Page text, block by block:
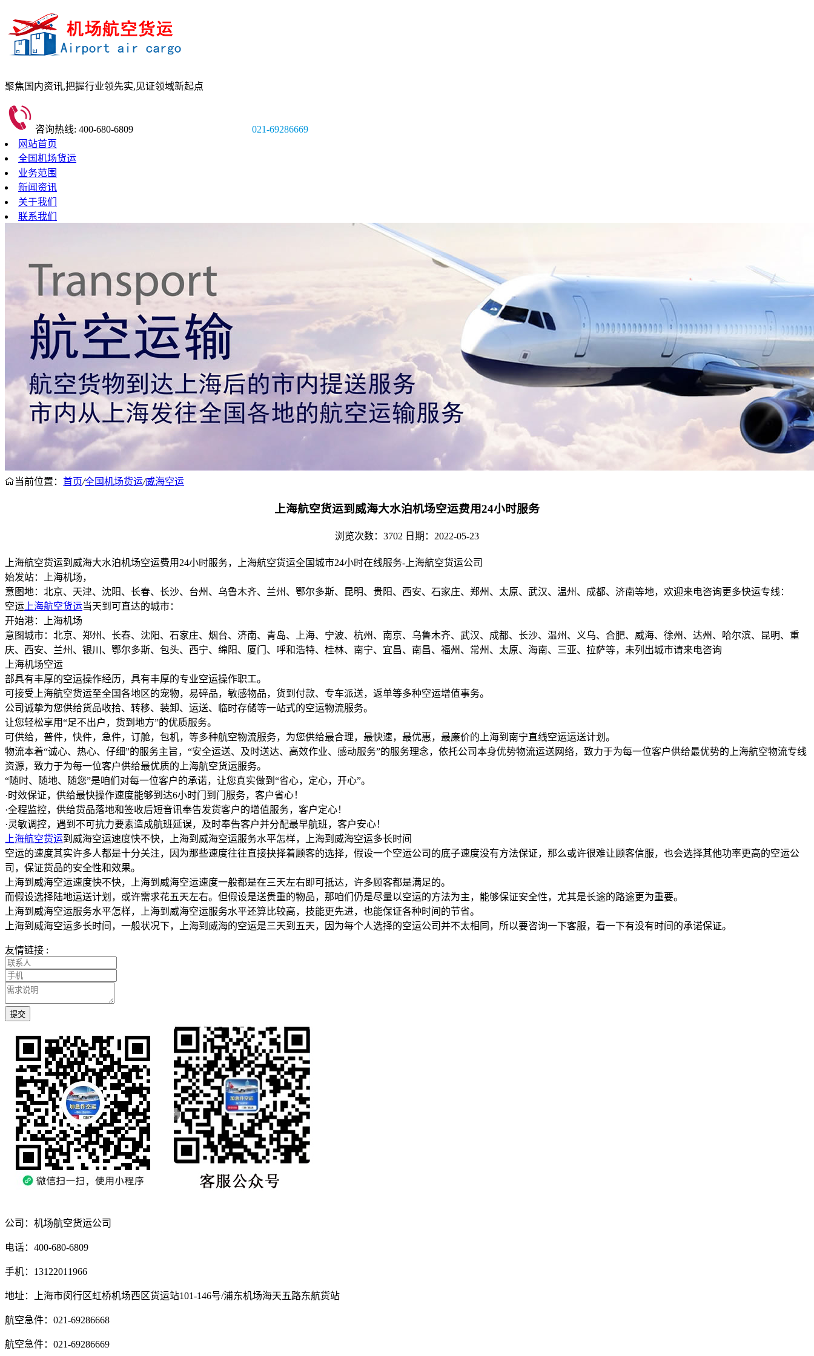
聚焦国内资讯,把握行业领先实,见证领域新起点
咨询热线: 400-680-6809
021-69286669
网站首页
全国机场货运
业务范围
新闻资讯
关于我们
联系我们
当前位置： 首页/全国机场货运/威海空运
上海航空货运到威海大水泊机场空运费用24小时服务
浏览次数：3702 日期：2022-05-23
上海航空货运到威海大水泊机场空运费用24小时服务，上海航空货运全国城市24小时在线服务-上海航空货运公司
始发站：上海机场，
意图地：北京、天津、沈阳、长春、长沙、台州、乌鲁木齐、兰州、鄂尔多斯、昆明、贵阳、西安、石家庄、郑州、太原、武汉、温州、成都、济南等地，欢迎来电咨询更多快运专线：
空运 上海航空货运当天到可直达的城市：
开始港：上海机场
意图城市：北京、郑州、长春、沈阳、石家庄、烟台、济南、青岛、上海、宁波、杭州、南京、乌鲁木齐、武汉、成都、长沙、温州、义乌、合肥、威海、徐州、达州、哈尔滨、昆明、重
庆、西安、兰州、银川、鄂尔多斯、包头、西宁、绵阳、厦门、呼和浩特、桂林、南宁、宜昌、南昌、福州、常州、太原、海南、三亚、拉萨等，未列出城市请来电咨询
上海机场空运
部具有丰厚的空运操作经历，具有丰厚的专业空运操作职工。
可接受上海航空货运至全国各地区的宠物，易碎品，敏感物品，货到付款、专车派送，返单等多种空运增值事务。
公司诚挚为您供给货品收拾、转移、装卸、运送、临时存储等一站式的空运物流服务。
让您轻松享用“足不出户，货到地方”的优质服务。
可供给，普件，快件，急件，订舱，包机，等多种航空物流服务，为您供给最合理，最快速，最优惠，最廉价的上海到南宁直线空运运送计划。
物流本着“诚心、热心、仔细”的服务主旨，“安全运送、及时送达、高效作业、感动服务”的服务理念，依托公司本身优势物流运送网络，致力于为每一位客户供给最优势的上海航空物流专线
资源，致力于为每一位客户供给最优质的上海航空货运服务。
“随时、随地、随您”是咱们对每一位客户的承诺，让您真实做到“省心，定心，开心”。
·时效保证，供给最快操作速度能够到达6小时门到门服务，客户省心！
·全程监控，供给货品落地和签收后短音讯奉告发货客户的增值服务，客户定心！
·灵敏调控，遇到不可抗力要素造成航班延误，及时奉告客户并分配最早航班，客户安心！
上海航空货运到威海空运速度快不快，上海到威海空运服务水平怎样，上海到威海空运多长时间
空运的速度其实许多人都是十分关注，因为那些速度往往直接抉择着顾客的选择，假设一个空运公司的底子速度没有方法保证，那么或许很难让顾客信服，也会选择其他功率更高的空运公
司，保证货品的安全性和效果。
上海到威海空运速度快不快，上海到威海空运速度一般都是在三天左右即可抵达，许多顾客都是满足的。
而假设选择陆地运送计划，或许需求花五天左右。但假设是送贵重的物品，那咱们仍是尽量以空运的方法为主，能够保证安全性，尤其是长途的路途更为重要。
上海到威海空运服务水平怎样，上海到威海空运服务水平还算比较高，技能更先进，也能保证各种时间的节省。
上海到威海空运多长时间，一般状况下，上海到威海的空运是三天到五天，因为每个人选择的空运公司并不太相同，所以要咨询一下客服，看一下有没有时间的承诺保证。
友情链接 :
提交
公司：机场航空货运公司
电话：400-680-6809
手机：13122011966
地址：上海市闵行区虹桥机场西区货运站101-146号/浦东机场海天五路东航货站
航空急件：021-69286668
航空急件：021-69286669